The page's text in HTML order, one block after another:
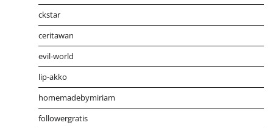
ckstar
ceritawan
evil-world
lip-akko
homemadebymiriam
followergratis